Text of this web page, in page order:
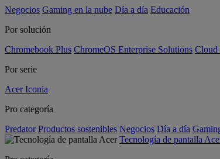
Negocios Gaming en la nube Día a día Educación
Por solución
Chromebook Plus ChromeOS Enterprise Solutions Cloud
Por serie
Acer Iconia
Pro categoría
Predator Productos sostenibles Negocios Día a día
Tecnología de pantalla